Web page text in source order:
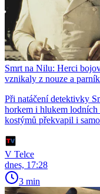
Smrt na Nilu: Herci
vznikaly z nouze a
Při natáčení detektivky
horkem i hlukem
kostýmů překvapil i
V Telce
dnes, 17:28
3 min